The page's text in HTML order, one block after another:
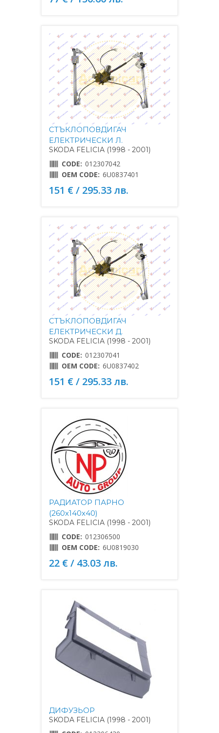
СТЪКЛОПОВДИГАЧ
ЕЛЕКТРИЧЕСКИ Л.
SKODA FELICIA (1998 - 2001)
CODE: 012307042
OEM CODE: 6U0837401
151 € / 295.33 лв.
СТЪКЛОПОВДИГАЧ
ЕЛЕКТРИЧЕСКИ Д.
SKODA FELICIA (1998 - 2001)
CODE: 012307041
OEM CODE: 6U0837402
151 € / 295.33 лв.
РАДИАТОР ПАРНО
(260x140x40)
SKODA FELICIA (1998 - 2001)
CODE: 012306500
OEM CODE: 6U0819030
22 € / 43.03 лв.
ДИФУЗЬОР
SKODA FELICIA (1998 - 2001)